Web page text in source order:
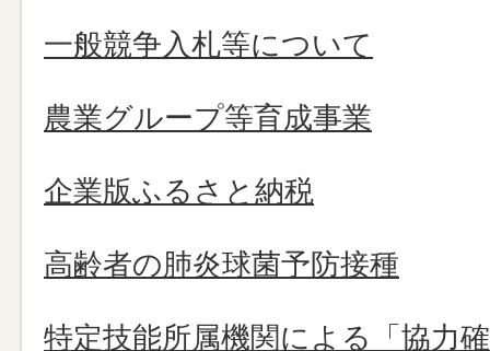
一般競争入札等について
農業グループ等育成事業
企業版ふるさと納税
高齢者の肺炎球菌予防接種
特定技能所属機関による「協力